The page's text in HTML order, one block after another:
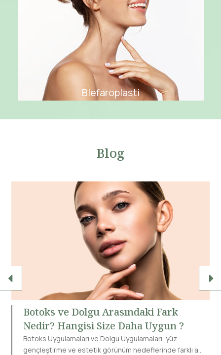
Blefaroplasti
Blog
Rinoplasti ve Kapalı Rinoplasti Farkı
Nedir ?
Rinoplasti ve Kapalı Rinoplasti, burun şeklini, yüz uyumunu
ve uygun hastalarda nefes alma fonksiyon..